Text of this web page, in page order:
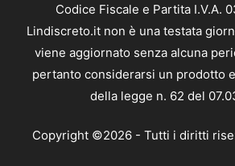
Codice Fiscale e Partita I.V.A.
Lindiscreto.it non è una testata
viene aggiornato senza alcuna
pertanto considerarsi un prodotto
della legge n. 62 del
Copyright ©2026 - Tutti i diritti